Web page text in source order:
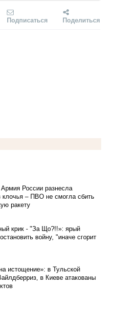
Подписаться Поделиться
России разнесла
клочья – ПВО не смогла сбить
ракету
крик - "За Що?!!»: ярый
войну, "иначе сгорит
истощение»: в Тульской
в Киеве атакованы